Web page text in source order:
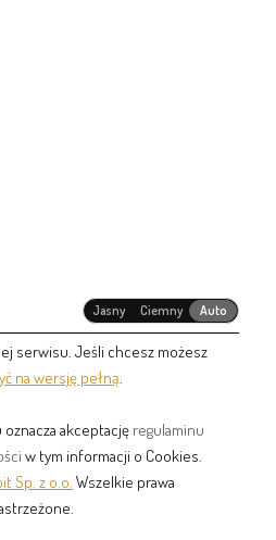
Jasny Ciemny Auto
serwisu. Jeśli chcesz możesz
na wersję pełną
akceptację regulaminu
w tym informacji o Cookies.
Sp. z o.o. Wszelkie prawa